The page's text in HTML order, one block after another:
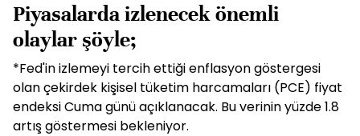
Piyasalarda izlenecek önemli
olaylar şöyle;
*Fed'in izlemeyi tercih ettiği enflasyon göstergesi
olan çekirdek kişisel tüketim harcamaları (PCE) fiyat
endeksi Cuma günü açıklanacak. Bu verinin yüzde 1.8
artış göstermesi bekleniyor.